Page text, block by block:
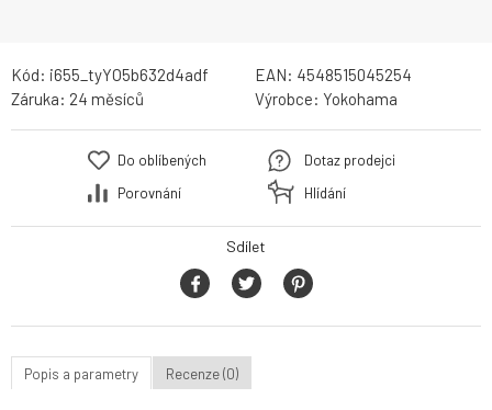
Kód: i655_tyYO5b632d4adf EAN: 4548515045254
Záruka: 24 měsíců Výrobce: Yokohama
Do oblíbených
Porovnání
Dotaz prodejci
Hlídání
Sdílet
Popis a parametry Recenze (0)